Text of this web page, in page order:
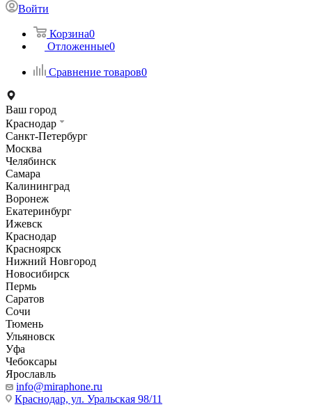
Войти
Корзина0
Отложенные0
Сравнение товаров0
Ваш город
Краснодар
Санкт-Петербург
Москва
Челябинск
Самара
Калининград
Воронеж
Екатеринбург
Ижевск
Краснодар
Красноярск
Нижний Новгород
Новосибирск
Пермь
Саратов
Сочи
Тюмень
Ульяновск
Уфа
Чебоксары
Ярославль
info@miraphone.ru
Краснодар, ул. Уральская 98/11